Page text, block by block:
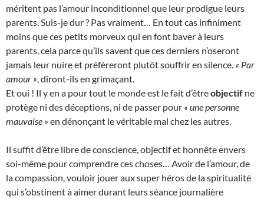
méritent pas l’amour inconditionnel que leur prodigue leurs
parents. Suis-je dur ? Pas vraiment… En tout cas infiniment
moins que ces petits morveux qui en font baver à leurs
parents, cela parce qu’ils savent que ces derniers n’oseront
jamais leur nuire et préfèreront plutôt souffrir en silence. « Par
amour » , diront-ils en grimaçant.
Et oui ! Il y en a pour tout le monde est le fait d’êtreobjectif ne
protège ni des déceptions, ni de passer pour « une personne
mauvaise » en dénonçant le véritable mal chez les autres.
Il suffit d’être libre de conscience, objectif et honnête envers
soi-même pour comprendre ces choses… Avoir de l’amour, de
la compassion, vouloir jouer aux super héros de la spiritualité
qui s’obstinent à aimer durant leurs séance journalière